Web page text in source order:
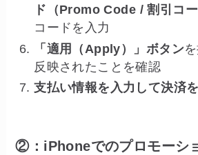
ド（Promo Code / 割引コ
コードを入力
「適用（Apply）」ボタン
反映されたことを確認
支払い情報を入力して決済
②：iPhoneでのプロモーシ